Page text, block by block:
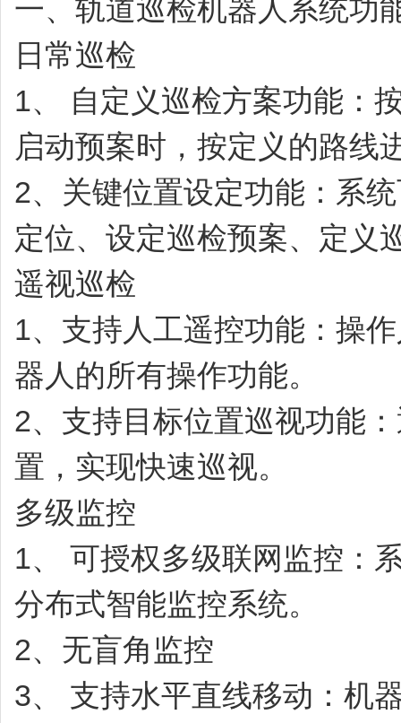
一、轨道巡检机器人系统功
日常巡检
1、
自定义巡检方案功能：
启动预案时，按定义的路线
2、关键位置设定功能：系
定位、设定巡检预案、定义
遥视巡检
1、支持人工遥控功能：操
器人的所有操作功能。
2、支持目标位置巡视功能
置，实现快速巡视。
多级监控
1、
可授权多级联网监控：
分布式智能监控系统。
2、无盲角监控
3、
支持水平直线移动：机